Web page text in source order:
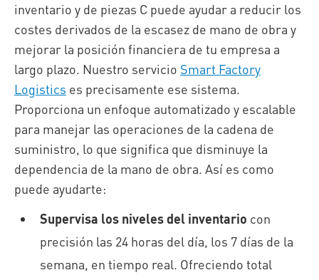
inventario y de piezas C puede ayudar a reducir los
costes derivados de la escasez de mano de obra y
mejorar la posición financiera de tu empresa a
largo plazo. Nuestro servicio Smart Factory
Logistics es precisamente ese sistema.
Proporciona un enfoque automatizado y escalable
para manejar las operaciones de la cadena de
suministro, lo que significa que disminuye la
dependencia de la mano de obra. Así es como
puede ayudarte:
Supervisa los niveles del inventario con
precisión las 24 horas del día, los 7 días de la
semana, en tiempo real. Ofreciendo total